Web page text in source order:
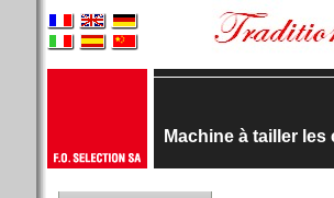
Machine à tailler les